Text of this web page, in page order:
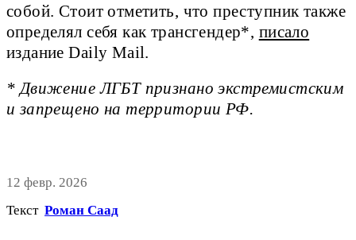
собой. Стоит отметить, что преступник также
определял себя как трансгендер*, писало
издание Daily Mail.
* Движение ЛГБТ признано экстремистским
и запрещено на территории РФ.
12 февр. 2026
Текст Роман Саад